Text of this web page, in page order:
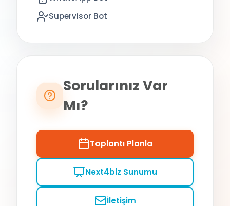
Supervisor Bot
Sorularınız Var
Mı?
Toplantı Planla
Next4biz Sunumu
İletişim